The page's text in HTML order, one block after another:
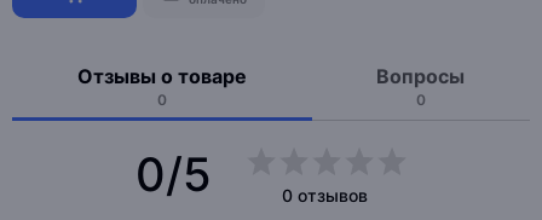
Отзывы о товаре
0
Вопросы
0
0/5
0 отзывов